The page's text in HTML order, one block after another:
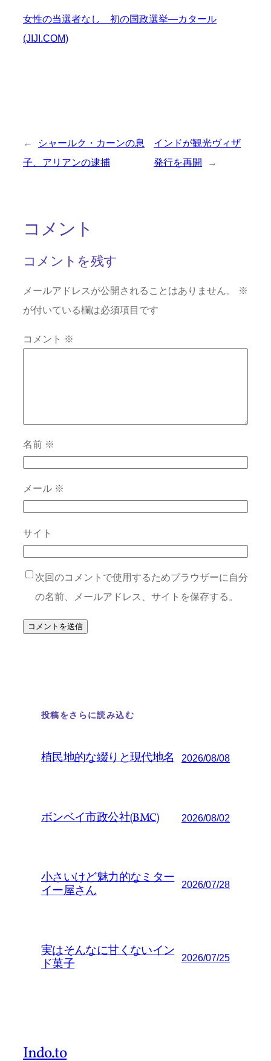
女性の当選者なし 初の国政選挙―カタール
(JIJI.COM)
←
シャールク・カーンの息
子、アリアンの逮捕
インドが観光ヴィザ
発行を再開
→
コメント
コメントを残す
メールアドレスが公開されることはありません。
※
が付いている欄は必須項目です
コメント ※
名前 ※
メール ※
サイト
次回のコメントで使用するためブラウザーに自分
の名前、メールアドレス、サイトを保存する。
投稿をさらに読み込む
植民地的な綴りと現代地名 2026/08/08
ボンベイ市政公社(BMC) 2026/08/02
小さいけど魅力的なミター
イー屋さん
2026/07/28
実はそんなに甘くないイン
ド菓子
2026/07/25
Indo.to